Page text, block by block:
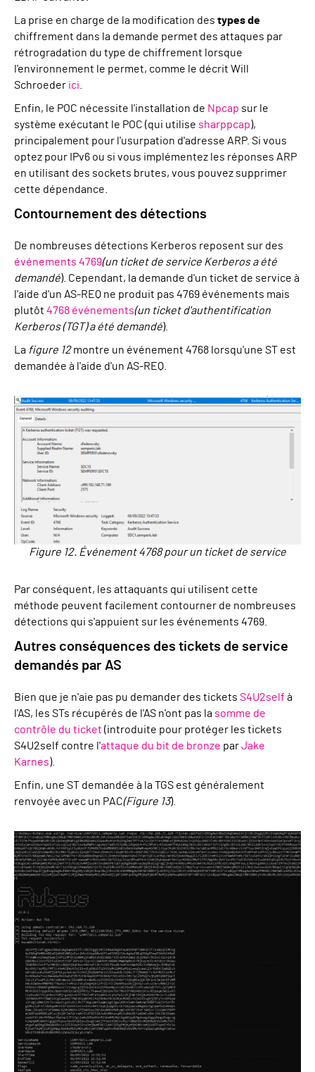
La prise en charge de la modification des types de
chiffrement dans la demande permet des attaques par
rétrogradation du type de chiffrement lorsque
l'environnement le permet, comme le décrit Will
Schroeder ici
Enfin, le POC nécessite l'installation de Npcap sur le
système exécutant le POC (qui utilise sharppcap),
principalement pour l'usurpation d'adresse ARP. Si vous
optez pour IPv6 ou si vous implémentez les réponses ARP
en utilisant des sockets brutes, vous pouvez supprimer
cette dépendance.
Contournement des détections
De nombreuses détections Kerberos reposent sur des
événements 4769(un ticket de service Kerberos a été
demandé). Cependant, la demande d'un ticket de service à
l'aide d'un AS-REQ ne produit pas 4769 événements mais
plutôt 4768 événements(un ticket d'authentification
Kerberos (TGT) a été demandé).
La figure 12montre un événement 4768 lorsqu'une ST est
demandée à l'aide d'un AS-REQ.
Figure 12. Événement 4768 pour un ticket de service
Par conséquent, les attaquants qui utilisent cette
méthode peuvent facilement contourner de nombreuses
détections qui s'appuient sur les événements 4769.
Autres conséquences des tickets de service
demandés par AS
Bien que je n'aie pas pu demander des tickets S4U2self à
l'AS, les STs récupérés de l'AS n'ont pas la somme de
contrôle du ticket (introduite pour protéger les tickets
S4U2self contre l'attaque du bit de bronze parJake
Karnes).
Enfin, une ST demandée à la TGS est généralement
renvoyée avec un PAC(Figure 13).